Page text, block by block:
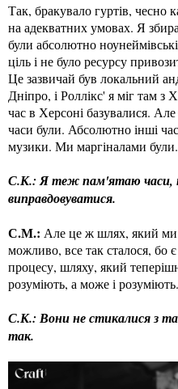
Так, бракувало гуртів, чесно
на адекватних умовах. Я
були абсолютно
ціль і не було ресурсу
Це зазвичай був локальний
Дніпро, і Роллікс' я міг там
час в Херсоні базувалися.
часи були. Абсолютно інші
музики. Ми маргіналами були.
С.К.: Я теж пам'ятаю часи,
виправдовуватися.
С.М.: Але це ж шлях, який
можливо, все так сталося, бо є
процесу, шляху, який
розуміють, а може і розуміють.
С.К.: Вони не стикалися з
так.